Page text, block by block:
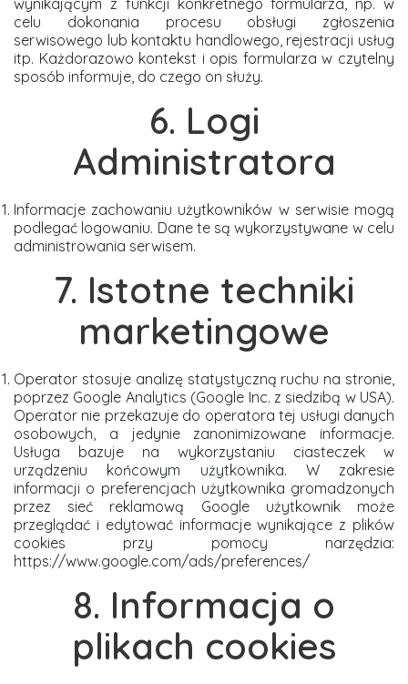
wynikającym z funkcji konkretnego formularza, np. w
celu dokonania procesu obsługi zgłoszenia
serwisowego lub kontaktu handlowego, rejestracji usług
itp. Każdorazowo kontekst i opis formularza w czytelny
sposób informuje, do czego on służy.
6. Logi
Administratora
Informacje zachowaniu użytkowników w serwisie mogą
podlegać logowaniu. Dane te są wykorzystywane w celu
administrowania serwisem.
7. Istotne techniki
marketingowe
Operator stosuje analizę statystyczną ruchu na stronie,
poprzez Google Analytics (Google Inc. z siedzibą w USA).
Operator nie przekazuje do operatora tej usługi danych
osobowych, a jedynie zanonimizowane informacje.
Usługa bazuje na wykorzystaniu ciasteczek w
urządzeniu końcowym użytkownika. W zakresie
informacji o preferencjach użytkownika gromadzonych
przez sieć reklamową Google użytkownik może
przeglądać i edytować informacje wynikające z plików
cookies przy pomocy narzędzia:
https://www.google.com/ads/preferences/
8. Informacja o
plikach cookies